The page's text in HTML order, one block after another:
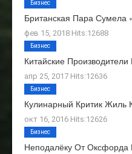
Британская Пара Сумела
фев 15, 2018 Hits:12688
Бизнес
Китайские
апр 25, 2017 Hits:12636
Бизнес
Кулинарный Критик Жиль
окт 16, 2016 Hits:12626
Бизнес
Неподалёку От
Бизнес